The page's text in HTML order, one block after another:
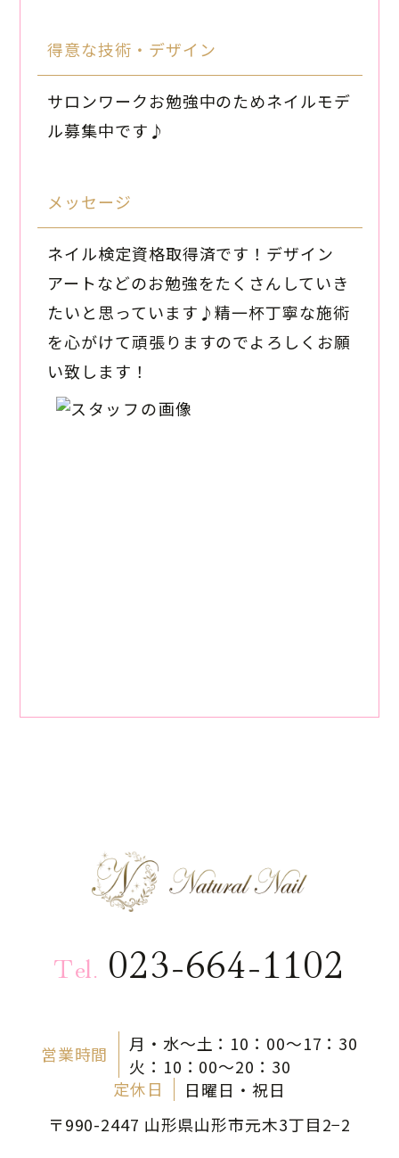
得意な技術・デザイン
サロンワークお勉強中のためネイルモデ
ル募集中です♪
メッセージ
ネイル検定資格取得済です！デザイン
アートなどのお勉強をたくさんしていき
たいと思っています♪精一杯丁寧な施術
を心がけて頑張りますのでよろしくお願
い致します！
Tel. 023-664-1102
営業時間
月・水～土：10：00～17：30
火：10：00～20：30
定休日
日曜日・祝日
〒990-2447 山形県山形市元木3丁目2−2